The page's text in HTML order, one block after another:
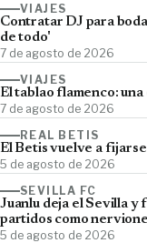
VIAJES
Contratar DJ para
de todo'
7 de agosto de 2026
VIAJES
El tablao flamenco:
7 de agosto de 2026
REAL BETIS
El Betis vuelve a
5 de agosto de 2026
SEVILLA FC
Juanlu deja el Sevilla
partidos como
5 de agosto de 2026